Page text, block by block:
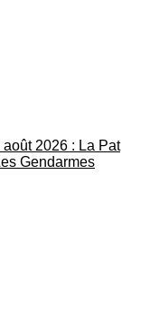
2026 : La Pat
Gendarmes